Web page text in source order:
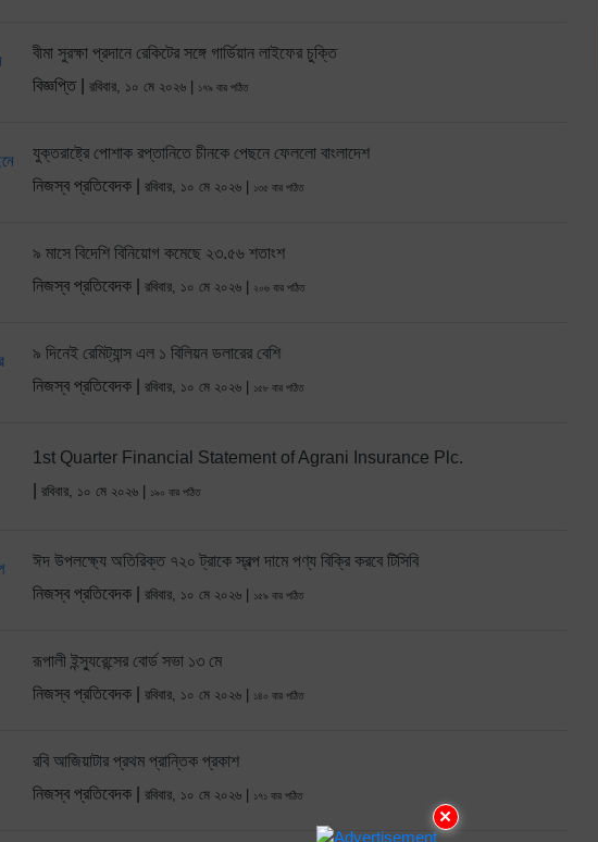
×
বীমা সুরক্ষা প্রদানে রেকিটের সঙ্গে গার্ডিয়ান লাইফের চুক্তি
বিজ্ঞপ্তি |
রবিবার, ১০ মে ২০২৬ | ১৭৯ বার পঠিত
যুক্তরাষ্ট্রে পোশাক রপ্তানিতে চীনকে পেছনে ফেললো বাংলাদেশ
নিজস্ব প্রতিবেদক |
রবিবার, ১০ মে ২০২৬ | ১৩৫ বার পঠিত
৯ মাসে বিদেশি বিনিয়োগ কমেছে ২৩.৫৬ শতাংশ
নিজস্ব প্রতিবেদক |
রবিবার, ১০ মে ২০২৬ | ২০৬ বার পঠিত
৯ দিনেই রেমিট্যান্স এল ১ বিলিয়ন ডলারের বেশি
নিজস্ব প্রতিবেদক |
রবিবার, ১০ মে ২০২৬ | ১৫৮ বার পঠিত
1st Quarter Financial Statement of Agrani Insurance Plc.
রবিবার, ১০ মে ২০২৬ | ১৯০ বার পঠিত
ঈদ উপলক্ষ্যে অতিরিক্ত ৭২০ ট্রাকে স্বল্প দামে পণ্য বিক্রি করবে টিসিবি
নিজস্ব প্রতিবেদক |
রবিবার, ১০ মে ২০২৬ | ১৫৯ বার পঠিত
রূপালী ইন্স্যুরেন্সের বোর্ড সভা ১৩ মে
নিজস্ব প্রতিবেদক |
রবিবার, ১০ মে ২০২৬ | ১৪০ বার পঠিত
রবি আজিয়াটার প্রথম প্রান্তিক প্রকাশ
নিজস্ব প্রতিবেদক |
রবিবার, ১০ মে ২০২৬ | ১৭১ বার পঠিত